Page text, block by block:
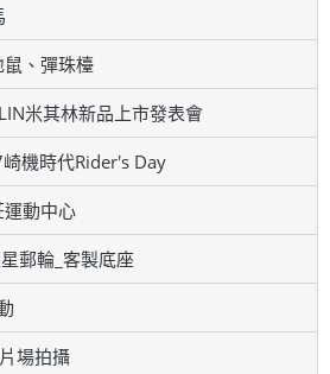
、彈珠檯
米其林新品上市發表會
崎機時代Rider's Day
動中心
郵輪_客製底座
場拍攝